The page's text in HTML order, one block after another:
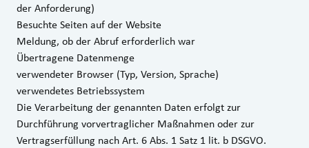
der Anforderung)
Besuchte Seiten auf der Website
Meldung, ob der Abruf erforderlich war
Übertragene Datenmenge
verwendeter Browser (Typ, Version, Sprache)
verwendetes Betriebssystem
Die Verarbeitung der genannten Daten erfolgt zur
Durchführung vorvertraglicher Maßnahmen oder zur
Vertragserfüllung nach Art. 6 Abs. 1 Satz 1 lit. b DSGVO.